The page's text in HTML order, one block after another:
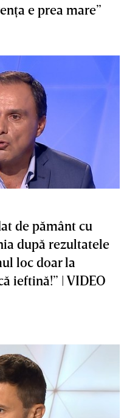
e prea mare”
de pământ cu
după rezultatele
loc doar la
ieftină!” | VIDEO